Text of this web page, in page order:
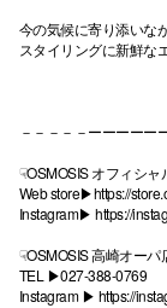
今の気候に寄り添いなが
スタイリングに新鮮な
－－－－－ーーーーー
☟OSMOSIS オフィシャ
Web store▶︎https://
Instagram▶︎https://
☟OSMOSIS 高崎オーパ
TEL ▶︎027-388-0769
Instagram ▶︎ https://